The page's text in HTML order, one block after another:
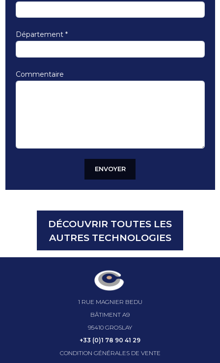
Département *
Commentaire
ENVOYER
DÉCOUVRIR TOUTES LES
AUTRES TECHNOLOGIES
1 RUE MAGNIER BEDU
BÂTIMENT A9
95410 GROSLAY
+33 (0)1 78 90 41 29
CONDITION GÉNÉRALES DE VENTE